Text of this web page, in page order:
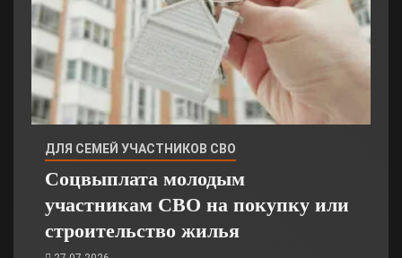
ДЛЯ СЕМЕЙ УЧАСТНИКОВ СВО
Соцвыплата молодым
участникам СВО на покупку или
строительство жилья